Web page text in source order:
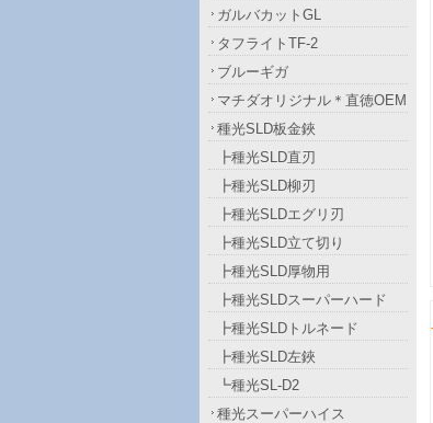
ガルバカットGL
タフライトTF-2
ブルーギガ
マチダオリジナル＊直徳OEM
種光SLD板金鋏
┣種光SLD直刃
┣種光SLD柳刃
┣種光SLDエグリ刃
┣種光SLD立て切り
┣種光SLD厚物用
┣種光SLDスーパーハード
┣種光SLDトルネード
┣種光SLD左鋏
┗種光SL-D2
種光スーパーハイス